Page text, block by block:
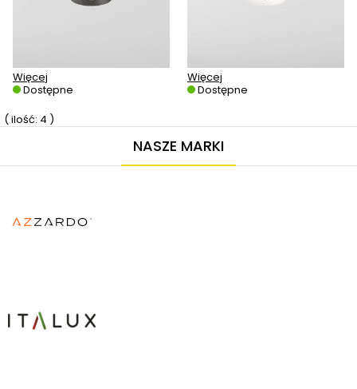
Więcej
Dostępne
Więcej
Dostępne
( ilość: 4 )
NASZE MARKI